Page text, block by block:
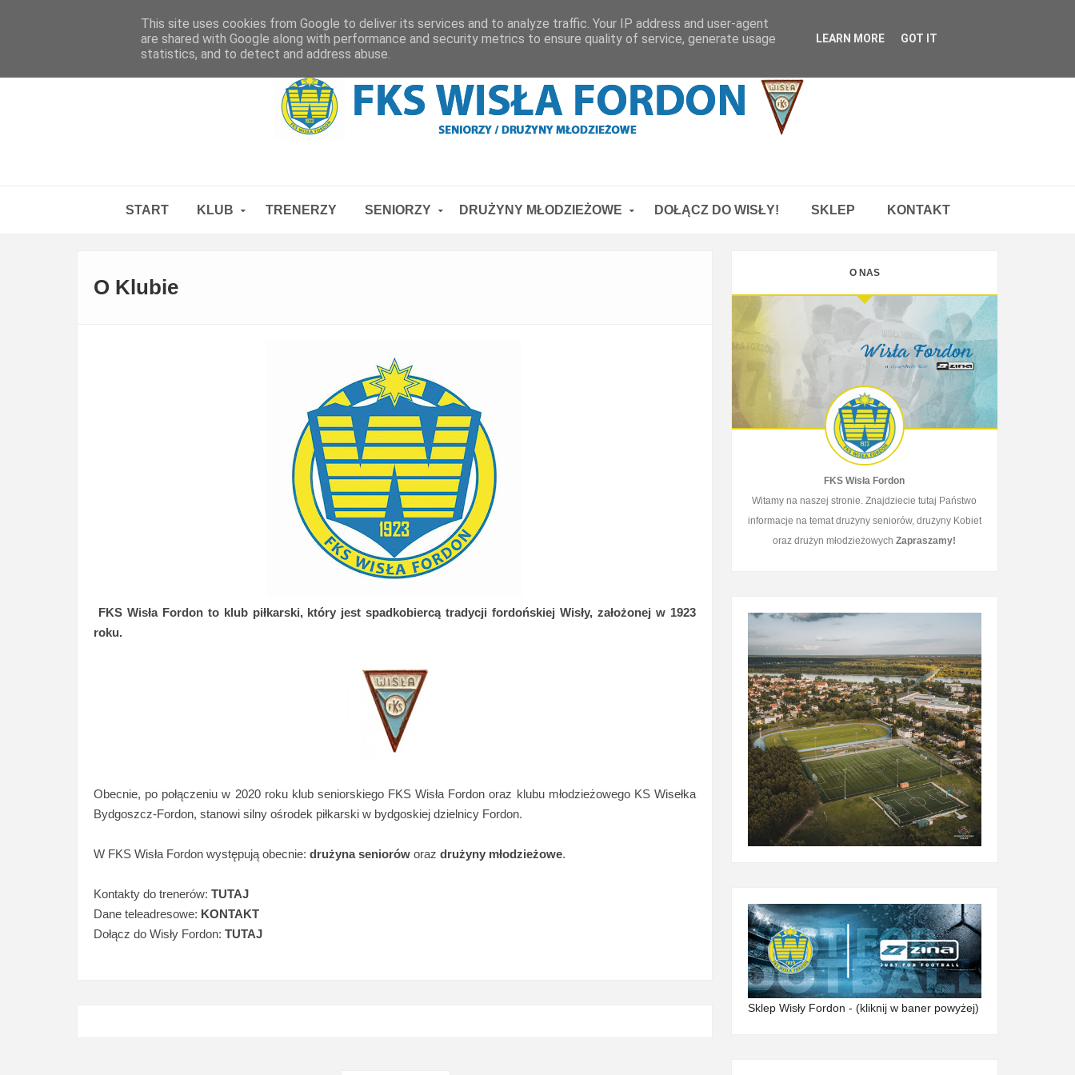
Klasy Piłkarskie W SP 44
START KLUB TRENERZY SENIORZY DRUŻYNY MŁODZIEŻOWE DOŁĄCZ DO WISŁY! SKLEP KONTAKT
O Klubie
FKS Wisła Fordon to klub piłkarski, który jest spadkobiercą tradycji fordońskiej Wisły, założonej w 1923
roku.
Obecnie, po połączeniu w 2020 roku klub seniorskiego FKS Wisła Fordon oraz klubu młodzieżowego KS Wisełka
Bydgoszcz-Fordon, stanowi silny ośrodek piłkarski w bydgoskiej dzielnicy Fordon.
W FKS Wisła Fordon występują obecnie: drużyna seniorów oraz drużyny młodzieżowe.
Kontakty do trenerów: TUTAJ
Dane teleadresowe: KONTAKT
Dołącz do Wisły Fordon: TUTAJ
O NAS
FKS Wisła Fordon
Witamy na naszej stronie. Znajdziecie tutaj Państwo
informacje na temat drużyny seniorów, drużyny Kobiet
oraz drużyn młodzieżowych Zapraszamy!
Sklep Wisły Fordon - (kliknij w baner powyżej)
This site uses cookies from Google to deliver its services and to analyze traffic. Your IP address and user-agent
are shared with Google along with performance and security metrics to ensure quality of service, generate usage
statistics, and to detect and address abuse.
LEARN MORE GOT IT